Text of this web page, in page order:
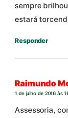
sempre
estará
Responder
Raimundo
1 de julho de 2016 às
Assessoria,